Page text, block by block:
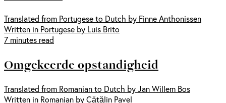
Translated from Portugese to Dutch by Finne Anthonissen
Written in Portugese by Luis Brito
7 minutes read
Omgekeerde opstandigheid
Translated from Romanian to Dutch by Jan Willem Bos
Written in Romanian by Cătălin Pavel